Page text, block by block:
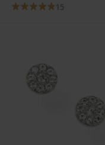
15